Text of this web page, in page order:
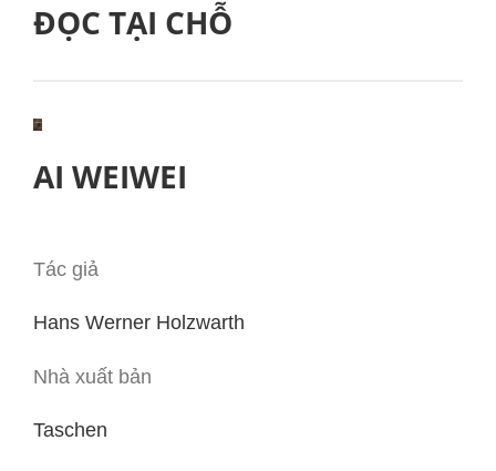
ĐỌC TẠI CHỖ
AI WEIWEI
Tác giả
Hans Werner Holzwarth
Nhà xuất bản
Taschen